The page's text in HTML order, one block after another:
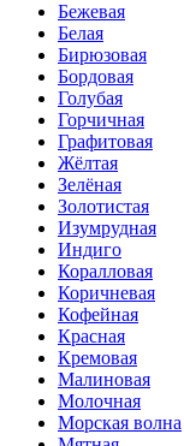
Бежевая
Белая
Бирюзовая
Бордовая
Голубая
Горчичная
Графитовая
Жёлтая
Зелёная
Золотистая
Изумрудная
Индиго
Коралловая
Коричневая
Кофейная
Красная
Кремовая
Малиновая
Молочная
Морская волна